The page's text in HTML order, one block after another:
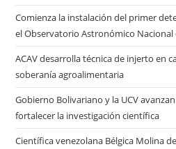
Comienza la instalación del primer
el Observatorio Astronómico Nacional
ACAV desarrolla técnica de injerto en
soberanía agroalimentaria
Gobierno Bolivariano y la UCV
fortalecer la investigación científica
Científica venezolana Bélgica Molina